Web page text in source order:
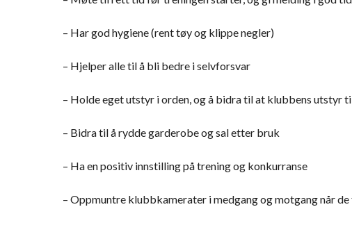
– Har god hygiene (rent tøy og klippe negler)
– Hjelper alle til å bli bedre i selvforsvar
– Holde eget utstyr i orden, og å bidra til at klubbens utstyr
– Bidra til å rydde garderobe og sal etter bruk
– Ha en positiv innstilling på trening og konkurranse
– Oppmuntre klubbkamerater i medgang og motgang når